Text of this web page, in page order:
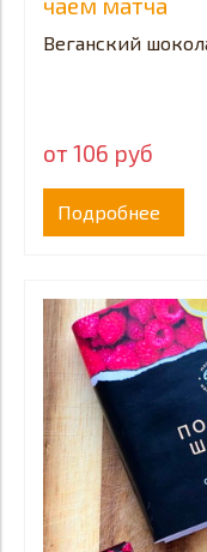
Веганский
от 106 руб
Подробнее